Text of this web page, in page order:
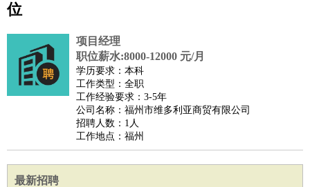
位
项目经理
职位薪水:8000-12000 元/月
学历要求：本科
工作类型：全职
工作经验要求：3-5年
公司名称：福州市维多利亚商贸有限公司
招聘人数：1人
工作地点：福州
最新招聘